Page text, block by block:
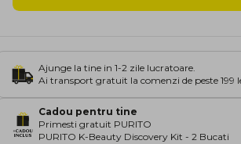
Ajunge la tine in 1-2 zile lucratoare.
Ai transport gratuit la comenzi de peste 199
Cadou pentru tine
Primesti gratuit PURITO
PURITO K-Beauty Discovery Kit - 2 Bucati